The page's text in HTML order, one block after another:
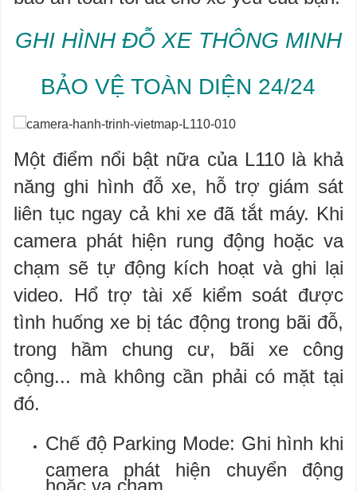
GHI HÌNH ĐỖ XE THÔNG MINH
BẢO VỆ TOÀN DIỆN 24/24
Một điểm nổi bật nữa của L110 là khả
năng ghi hình đỗ xe, hỗ trợ giám sát
liên tục ngay cả khi xe đã tắt máy. Khi
camera phát hiện rung động hoặc va
chạm sẽ tự động kích hoạt và ghi lại
video. Hổ trợ tài xế kiểm soát được
tình huống xe bị tác động trong bãi đỗ,
trong hầm chung cư, bãi xe công
cộng... mà không cần phải có mặt tại
đó.
Chế độ Parking Mode: Ghi hình khi
camera phát hiện chuyển động
hoặc va chạm